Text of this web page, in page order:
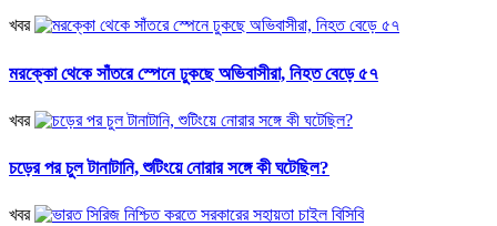
খবর
মরক্কো থেকে সাঁতরে স্পেনে ঢুকছে অভিবাসীরা, নিহত বেড়ে ৫৭
খবর
চড়ের পর চুল টানাটানি, শুটিংয়ে নোরার সঙ্গে কী ঘটেছিল?
খবর